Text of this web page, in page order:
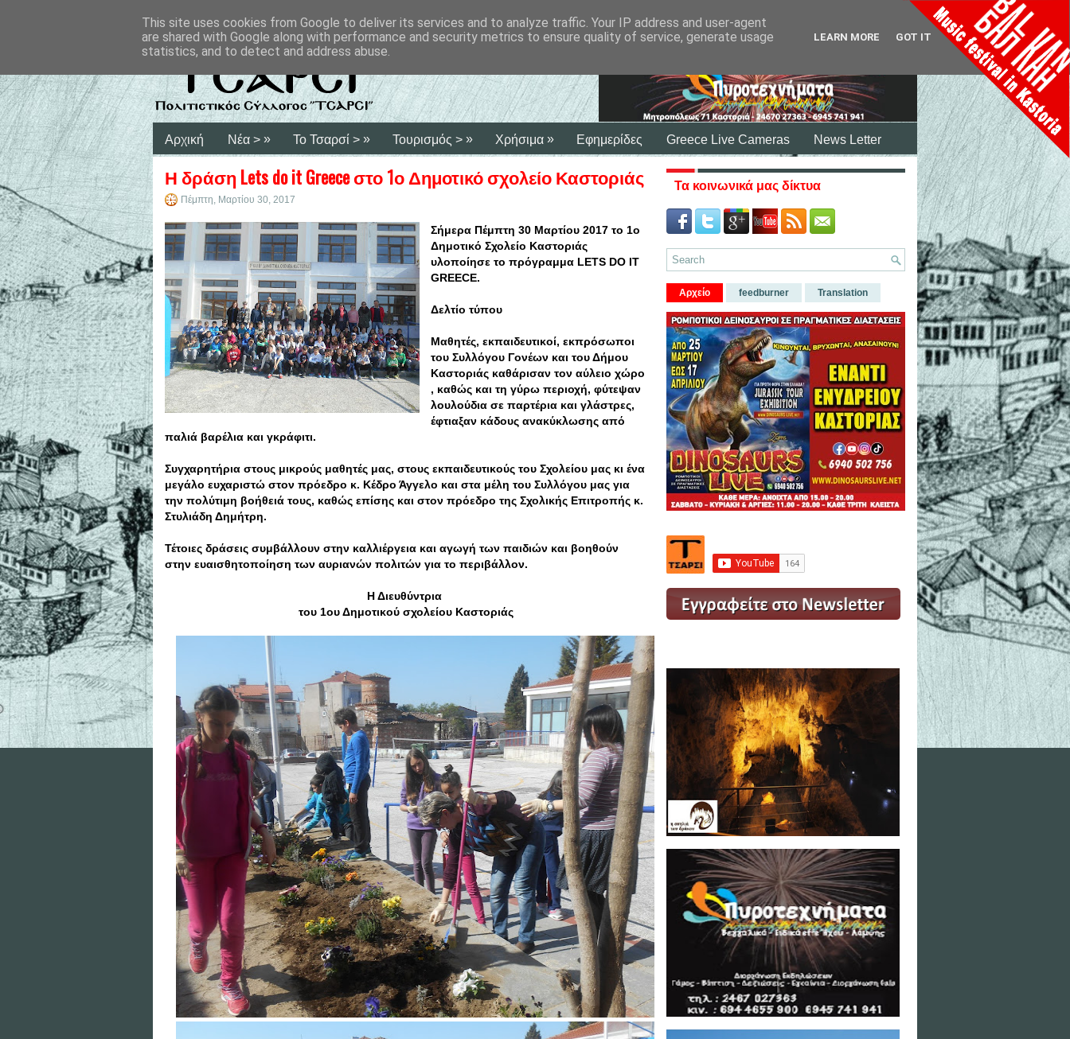
Αρχική Νέα > » Το Τσαρσί > » Τουρισμός > » Χρήσιμα » Εφημερίδες Greece Live Cameras News Letter
Η δράση Lets do it Greece στο 1ο Δημοτικό σχολείο Καστοριάς
Πέμπτη, Μαρτίου 30, 2017
Σήμερα Πέμπτη 30 Μαρτίου 2017 το 1ο
Δημοτικό Σχολείο Καστοριάς
υλοποίησε το πρόγραμμα LETS DO IT
GREECE.
Δελτίο τύπου
Μαθητές, εκπαιδευτικοί, εκπρόσωποι
του Συλλόγου Γονέων και του Δήμου
Καστοριάς καθάρισαν τον αύλειο χώρο
, καθώς και τη γύρω περιοχή, φύτεψαν
λουλούδια σε παρτέρια και γλάστρες,
έφτιαξαν κάδους ανακύκλωσης από
παλιά βαρέλια και γκράφιτι.
Συγχαρητήρια στους μικρούς μαθητές μας, στους εκπαιδευτικούς του Σχολείου μας κι ένα
μεγάλο ευχαριστώ στον πρόεδρο κ. Κέδρο Άγγελο και στα μέλη του Συλλόγου μας για
την πολύτιμη βοήθειά τους, καθώς επίσης και στον πρόεδρο της Σχολικής Επιτροπής κ.
Στυλιάδη Δημήτρη.
Τέτοιες δράσεις συμβάλλουν στην καλλιέργεια και αγωγή των παιδιών και βοηθούν
στην ευαισθητοποίηση των αυριανών πολιτών για το περιβάλλον.
Η Διευθύντρια
του 1ου Δημοτικού σχολείου Καστοριάς
Τα κοινωνικά μας δίκτυα
Αρχείο feedburner Translation
This site uses cookies from Google to deliver its services and to analyze traffic. Your IP address and user-agent
are shared with Google along with performance and security metrics to ensure quality of service, generate usage
statistics, and to detect and address abuse.
LEARN MORE GOT IT